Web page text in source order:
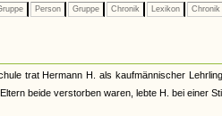
Person Gruppe Chronik Lexikon Chronik
trat Hermann H. als kaufmännischer
beide verstorben waren, lebte H. bei einer